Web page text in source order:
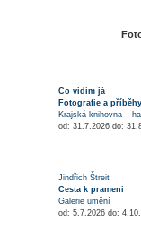
Co vidím já
Fotografie a
Krajská knihovna –
od: 31.7.2026 do:
Jindřich Štreit
Cesta k prameni
Galerie umění
od: 5.7.2026 do: